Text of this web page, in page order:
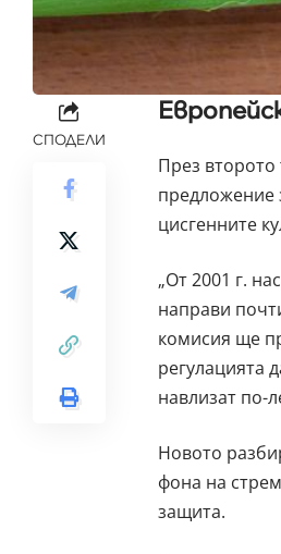
СПОДЕЛИ
През
предложение
цисгенните
„От 2001 г.
направи
комисия ще
регулацията
навлизат по-
Новото
фона на
защита.